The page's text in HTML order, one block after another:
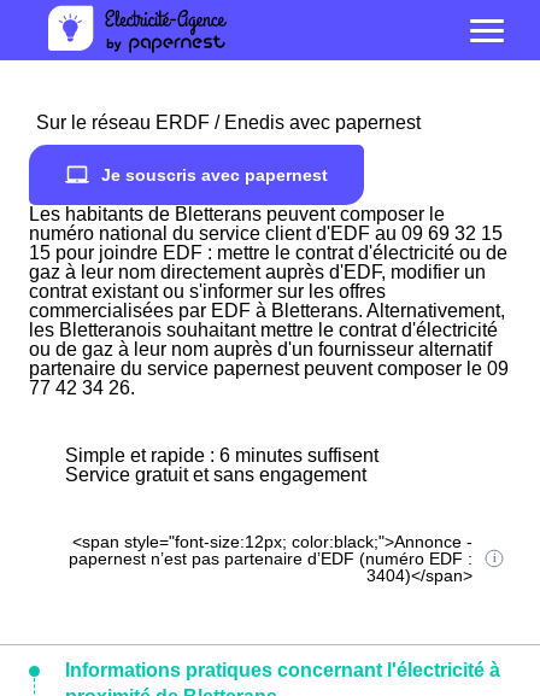
Sur le réseau ERDF / Enedis avec papernest
Je souscris avec papernest
Les habitants de Bletterans peuvent composer le
numéro national du service client d'EDF au 09 69 32 15
15 pour joindre EDF : mettre le contrat d'électricité ou de
gaz à leur nom directement auprès d'EDF, modifier un
contrat existant ou s'informer sur les offres
commercialisées par EDF à Bletterans. Alternativement,
les Bletteranois souhaitant mettre le contrat d'électricité
ou de gaz à leur nom auprès d'un fournisseur alternatif
partenaire du service papernest peuvent composer le 09
77 42 34 26.
Simple et rapide : 6 minutes suffisent
Service gratuit et sans engagement
<span style="font-size:12px; color:black;">Annonce -
papernest n’est pas partenaire d’EDF (numéro EDF :
3404)</span>
Informations pratiques concernant l'électricité à